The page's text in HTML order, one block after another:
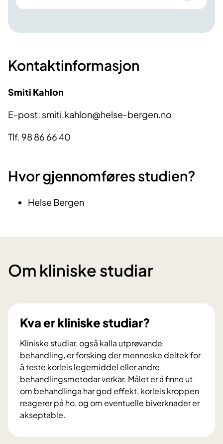
Kontaktinformasjon
Smiti Kahlon
E-post: smiti.kahlon@helse-bergen.no
Tlf. 98 86 66 40
Hvor gjennomføres studien?
Helse Bergen
Om kliniske studiar
Kva er kliniske studiar?
Kliniske studiar, også kalla utprøvande
behandling, er forsking der menneske deltek for
å teste korleis legemiddel eller andre
behandlingsmetodar verkar. Målet er å finne ut
om behandlinga har god effekt, korleis kroppen
reagerer på ho, og om eventuelle biverknader er
akseptable.
v